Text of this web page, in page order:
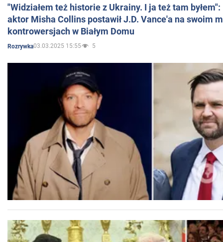
"Widziałem też historie z Ukrainy. I ja też tam
aktor Misha Collins postawił J.D. Vance'a na swoim
kontrowersjach w Białym Domu
Rozrywka03.03.2025 15:55 5